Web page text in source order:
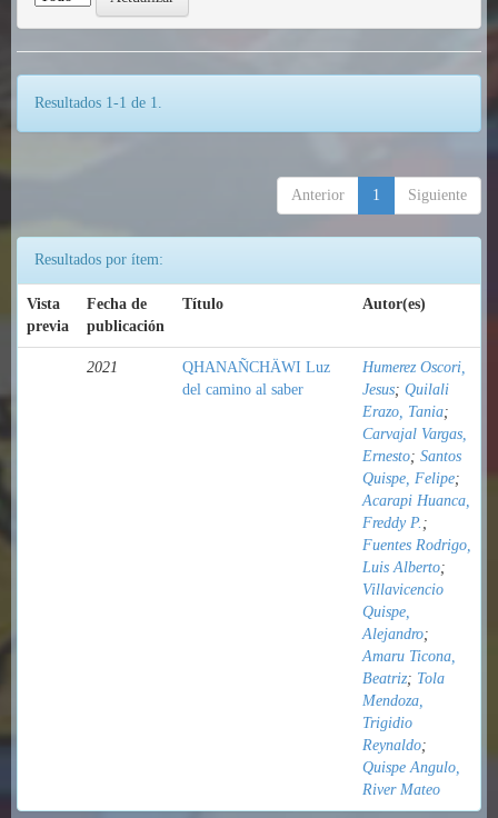
Resultados 1-1 de 1.
Anterior 1 Siguiente
Resultados por ítem:
Vista
previa
Fecha de
publicación
Título Autor(es)
2021
QHANAÑCHÄWI Luz
del camino al saber
Humerez Oscori,
Jesus; Quilali
Erazo, Tania;
Carvajal Vargas,
Ernesto; Santos
Quispe, Felipe;
Acarapi Huanca,
Freddy P. ;
Fuentes Rodrigo,
Luis Alberto;
Villavicencio
Quispe,
Alejandro;
Amaru Ticona,
Beatriz; Tola
Mendoza,
Trigidio
Reynaldo;
Quispe Angulo,
River Mateo